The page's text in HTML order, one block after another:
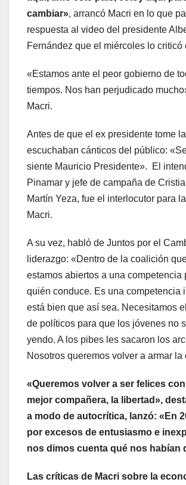
cambiar», arrancó Macri en lo que
respuesta al video del presidente
Fernández que el miércoles lo criticó
«Estamos ante el peor gobierno de
tiempos. Nos han perjudicado
Macri.
Antes de que el ex presidente tome
escuchaban cánticos del público:
siente Mauricio Presidente». El
Pinamar y jefe de campaña de
Martín Yeza, fue el interlocutor para
Macri.
A su vez, habló de Juntos por el
liderazgo: «Dentro de la coalición
estamos abiertos a una competencia
quién conduce. Es una competencia
está bien que así sea. Necesitamos
de políticos para que los jóvenes no
yendo. A los pibes les sacaron los
Nosotros queremos volver a armar la
«Queremos volver a ser felices
mejor compañera, la libertad»,
a modo de autocrítica, lanzó: «En
por excesos de entusiasmo e
nos dimos cuenta qué nos habían
Las críticas de Macri sobre la